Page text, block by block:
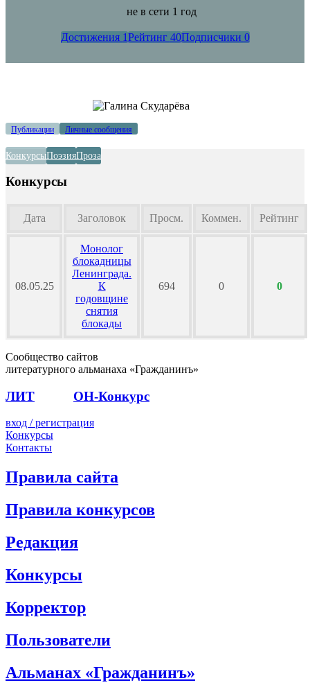
не в сети 1 год
Достижения 1Рейтинг 40Подписчики 0
Публикации Личные сообщения
КонкурсыПоэзияПроза
Конкурсы
Дата Заголовок Просм. Коммен. Рейтинг
08.05.25
Монолог
блокадницы
Ленинграда.
К
годовщине
снятия
блокады
694 0 0
Сообщество сайтов
литературного альманаха «Гражданинъ»
ЛИТ ОН-Конкурс
вход / регистрация
Конкурсы
Контакты
Правила сайта
Правила конкурсов
Редакция
Конкурсы
Корректор
Пользователи
Альманах «Гражданинъ»